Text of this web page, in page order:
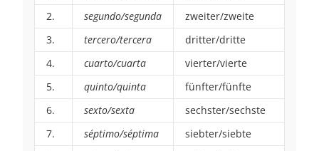
2.
segundo/segunda
zweiter/zweite
3.
tercero/tercera
dritter/dritte
4.
cuarto/cuarta
vierter/vierte
5.
quinto/quinta
fünfter/fünfte
6.
sexto/sexta
sechster/sechste
7.
séptimo/séptima
siebter/siebte